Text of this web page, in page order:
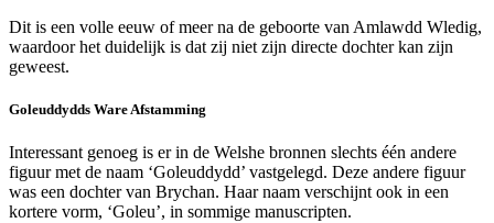
Dit is een volle eeuw of meer na de geboorte van Amlawdd Wledig,
waardoor het duidelijk is dat zij niet zijn directe dochter kan zijn
geweest.
Goleuddydds Ware Afstamming
Interessant genoeg is er in de Welshe bronnen slechts één andere
figuur met de naam ‘Goleuddydd’ vastgelegd. Deze andere figuur
was een dochter van Brychan. Haar naam verschijnt ook in een
kortere vorm, ‘Goleu’, in sommige manuscripten.